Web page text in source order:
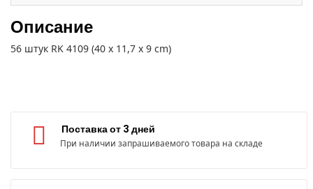
Описание
56 штук RK 4109 (40 x 11,7 x 9 cm)
Поставка от 3 дней
При наличии запрашиваемого товара на складе